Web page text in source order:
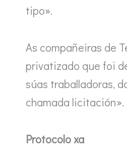
tipo».
As compañeiras de
privatizado que foi
súas traballadoras,
chamada
Protocolo xa